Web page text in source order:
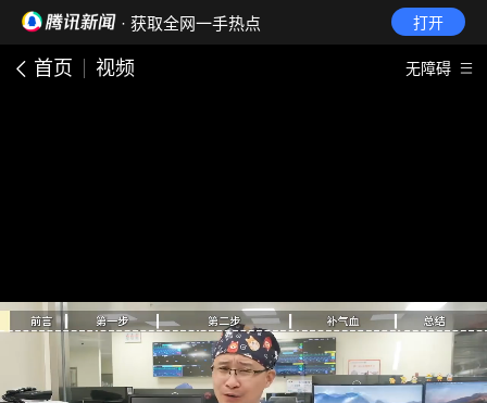
· 获取全网一手热点 打开
首页 视频 无障碍